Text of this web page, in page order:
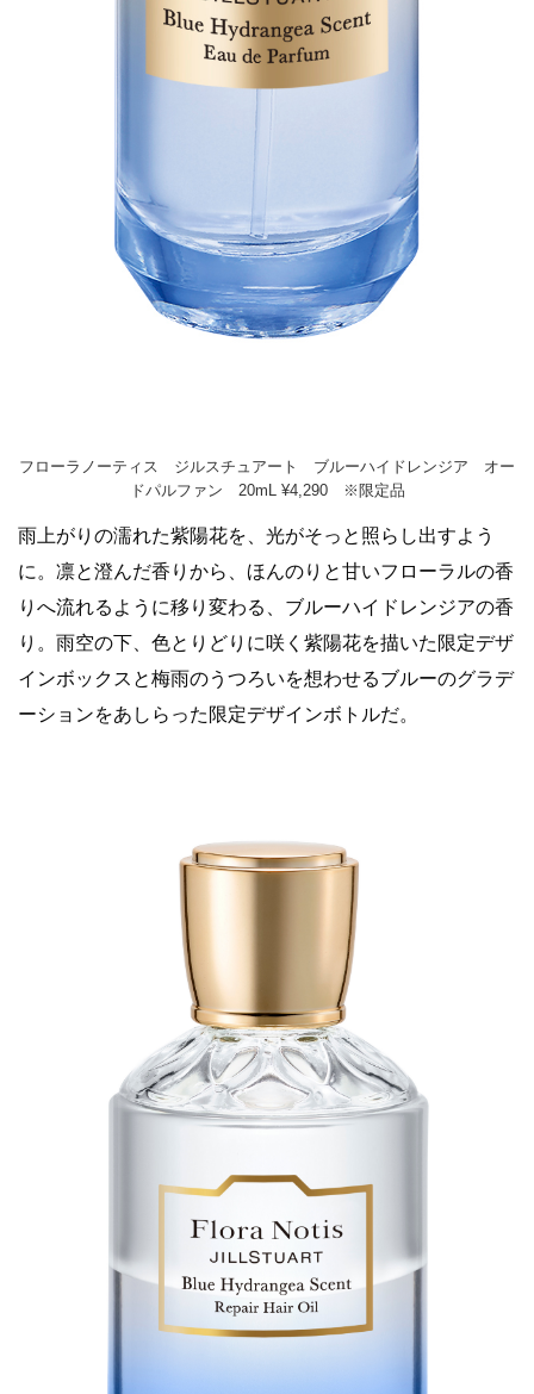
フローラノーティス ジルスチュアート ブルーハイドレンジア オー
ドパルファン 20mL ¥4,290 ※限定品
雨上がりの濡れた紫陽花を、光がそっと照らし出すよう
に。凛と澄んだ香りから、ほんのりと甘いフローラルの香
りへ流れるように移り変わる、ブルーハイドレンジアの香
り。雨空の下、色とりどりに咲く紫陽花を描いた限定デザ
インボックスと梅雨のうつろいを想わせるブルーのグラデ
ーションをあしらった限定デザインボトルだ。